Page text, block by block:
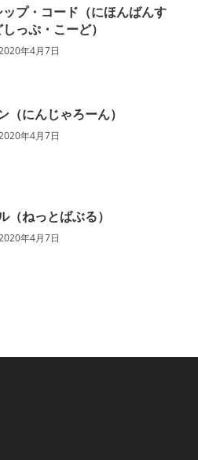
プ・コード（にほんばんす
っぷ・こーど）
年4月7日
（にんじゃろーん）
年4月7日
（ねっとばぶる）
年4月7日